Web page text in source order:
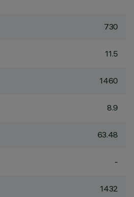
730
11.5
1460
8.9
63.48
-
1432